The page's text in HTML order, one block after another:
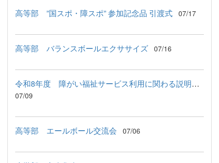
高等部 ”国スポ・障スポ” 参加記念品 引渡式 07/17
高等部 バランスボールエクササイズ 07/16
令和8年度 障がい福祉サービス利用に関わる説明会が行われました
07/09
高等部 エールボール交流会 07/06